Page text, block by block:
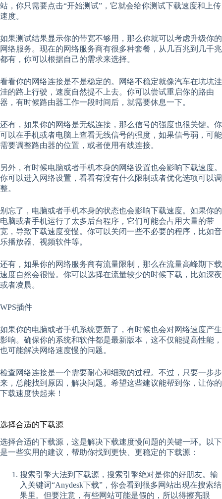
站，你只需要点击“开始测试”，它就会给你测试下载速度和上传
速度。
如果测试结果显示你的带宽不够用，那么你就可以考虑升级你的
网络服务。现在的网络服务商有很多种套餐，从几百兆到几千兆
都有，你可以根据自己的需求来选择。
看看你的网络连接是不是稳定的。网络不稳定就像汽车在坑坑洼
洼的路上行驶，速度自然提不上去。你可以尝试重启你的路由
器，有时候路由器工作一段时间后，就需要休息一下。
还有，如果你的网络是无线连接，那么信号的强度也很关键。你
可以在手机或者电脑上查看无线信号的强度，如果信号弱，可能
需要调整路由器的位置，或者使用有线连接。
另外，有时候电脑或者手机本身的网络设置也会影响下载速度。
你可以进入网络设置，看看有没有什么限制或者优化选项可以调
整。
别忘了，电脑或者手机本身的状态也会影响下载速度。如果你的
电脑或者手机运行了太多后台程序，它们可能会占用大量的带
宽，导致下载速度变慢。你可以关闭一些不必要的程序，比如音
乐播放器、视频软件等。
还有，如果你的网络服务商有流量限制，那么在流量高峰期下载
速度自然会很慢。你可以选择在流量较少的时候下载，比如深夜
或者凌晨。
WPS插件
如果你的电脑或者手机系统更新了，有时候也会对网络速度产生
影响。确保你的系统和软件都是最新版本，这不仅能提高性能，
也可能解决网络速度慢的问题。
检查网络连接是一个需要耐心和细致的过程。不过，只要一步步
来，总能找到原因，解决问题。希望这些建议能帮到你，让你的
下载速度快起来！
选择合适的下载源
选择合适的下载源，这是解决下载速度慢问题的关键一环。以下
是一些实用的建议，帮助你找到更快、更稳定的下载源：
搜索引擎大法到下载源，搜索引擎绝对是你的好朋友。输
入关键词“Anydesk下载”，你会看到很多网站出现在搜索结
果里。但要注意，有些网站可能是假的，所以得擦亮眼